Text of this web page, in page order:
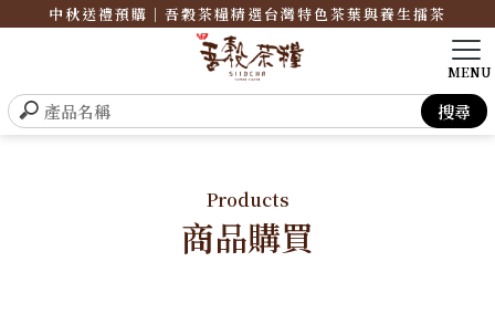
中秋送禮預購｜吾穀茶糧精選台灣特色茶葉與養生擂茶
Products
商品購買